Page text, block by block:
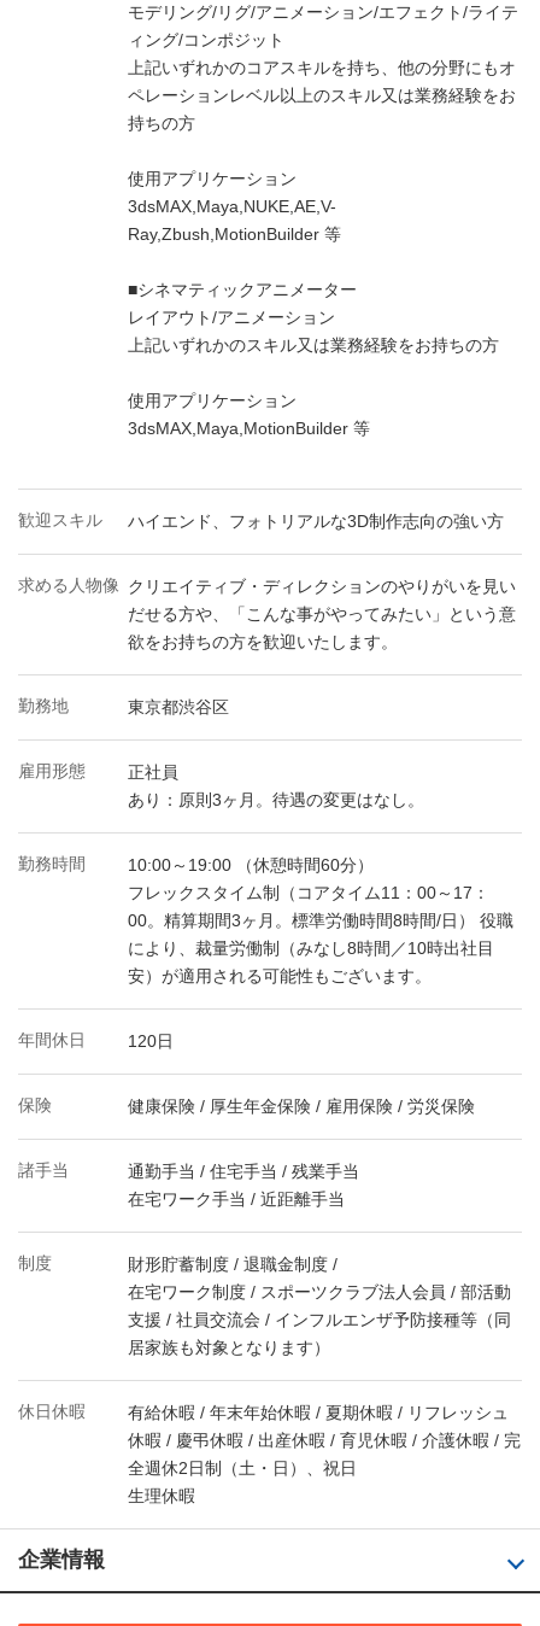
モデリング/リグ/アニメーション/エフェクト/ライテ
ィング/コンポジット
上記いずれかのコアスキルを持ち、他の分野にもオ
ペレーションレベル以上のスキル又は業務経験をお
持ちの方
使用アプリケーション
3dsMAX,Maya,NUKE,AE,V-
Ray,Zbush,MotionBuilder 等
■シネマティックアニメーター
レイアウト/アニメーション
上記いずれかのスキル又は業務経験をお持ちの方
使用アプリケーション
3dsMAX,Maya,MotionBuilder 等
歓迎スキル ハイエンド、フォトリアルな3D制作志向の強い方
求める人物像 クリエイティブ・ディレクションのやりがいを見い
だせる方や、「こんな事がやってみたい」という意
欲をお持ちの方を歓迎いたします。
勤務地 東京都渋谷区
雇用形態
正社員
あり：原則3ヶ月。待遇の変更はなし。
勤務時間
10:00～19:00 （休憩時間60分）
フレックスタイム制（コアタイム11：00～17：
00。精算期間3ヶ月。標準労働時間8時間/日） 役職
により、裁量労働制（みなし8時間／10時出社目
安）が適用される可能性もございます。
年間休日 120日
保険 健康保険 / 厚生年金保険 / 雇用保険 / 労災保険
諸手当
通勤手当 / 住宅手当 / 残業手当
在宅ワーク手当 / 近距離手当
制度
財形貯蓄制度 / 退職金制度 /
在宅ワーク制度 / スポーツクラブ法人会員 / 部活動
支援 / 社員交流会 / インフルエンザ予防接種等（同
居家族も対象となります）
休日休暇
有給休暇 / 年末年始休暇 / 夏期休暇 / リフレッシュ
休暇 / 慶弔休暇 / 出産休暇 / 育児休暇 / 介護休暇 / 完
全週休2日制（土・日）、祝日
生理休暇
企業情報